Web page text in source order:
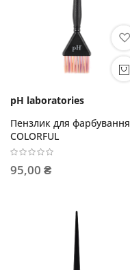
pH laboratories
Пензлик для фарбування
COLORFUL
95,00 ₴